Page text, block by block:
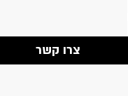
צרו קשר